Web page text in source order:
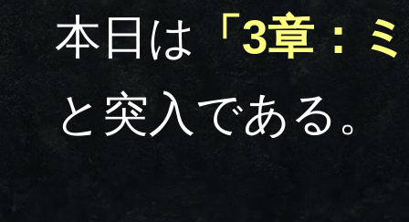
本日は
「3章：
と突入である。